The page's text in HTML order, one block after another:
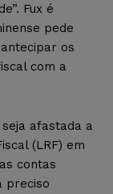
Fux é
pede
os
com a
afastada a
(LRF) em
contas
preciso